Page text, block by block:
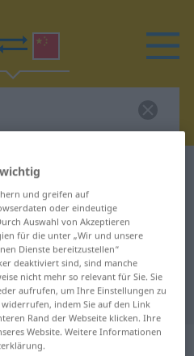
Übersetzung
: transitives Verb
und greifen auf
oder eindeutige
Auswahl von Akzeptieren
für die unter „Wir und unsere
Dienste bereitzustellen“
deaktiviert sind, sind manche
nicht mehr so relevant für Sie. Sie
aufrufen, um Ihre Einstellungen zu
indem Sie auf den Link
Rand der Webseite klicken. Ihre
Website. Weitere Informationen